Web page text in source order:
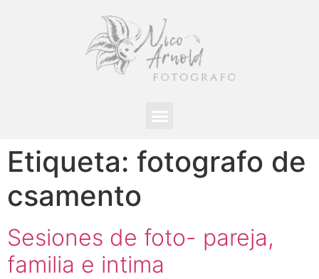
Etiqueta: fotografo de
csamento
Sesiones de foto- pareja,
familia e intima